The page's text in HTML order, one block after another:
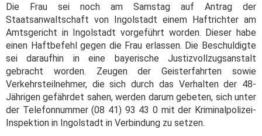
Die Frau sei noch am Samstag auf Antrag der
Staatsanwaltschaft von Ingolstadt einem Haftrichter am
Amtsgericht in Ingolstadt vorgeführt worden. Dieser habe
einen Haftbefehl gegen die Frau erlassen. Die Beschuldigte
sei daraufhin in eine bayerische Justizvollzugsanstalt
gebracht worden. Zeugen der Geisterfahrten sowie
Verkehrsteilnehmer, die sich durch das Verhalten der 48-
Jährigen gefährdet sahen, werden darum gebeten, sich unter
der Telefonnummer (08 41) 93 43 0 mit der Kriminalpolizei-
Inspektion in Ingolstadt in Verbindung zu setzen.